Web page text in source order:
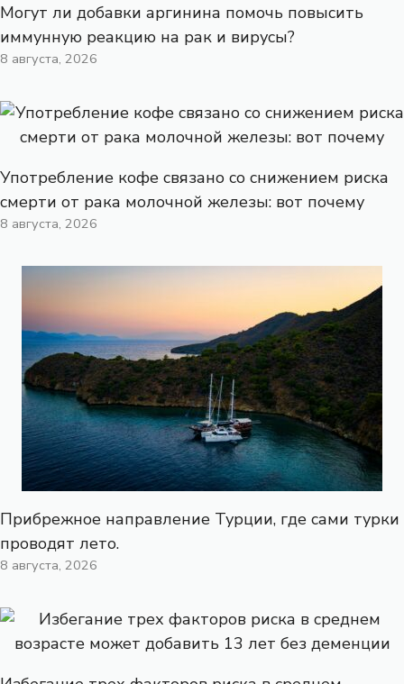
Могут ли добавки аргинина помочь повысить
иммунную реакцию на рак и вирусы?
8 августа, 2026
Употребление кофе связано со снижением риска
смерти от рака молочной железы: вот почему
8 августа, 2026
Прибрежное направление Турции, где сами турки
проводят лето.
8 августа, 2026